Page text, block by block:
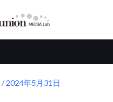
/ 2024年5月31日